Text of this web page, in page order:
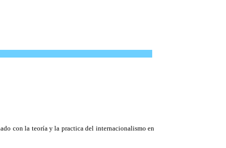
con la teoría y la practica del internacionalismo en